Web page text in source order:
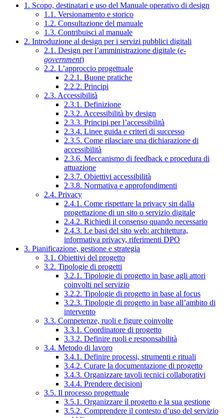
1. Scopo, destinatari e uso del Manuale operativo di design
1.1. Versionamento e storico
1.2. Consultazione del manuale
1.3. Contribuisci al manuale
2. Introduzione al design per i servizi pubblici digitali
2.1. Design per l’amministrazione digitale (e-
government)
2.2. L’approccio progettuale
2.2.1. Buone pratiche
2.2.2. Principi
2.3. Accessibilità
2.3.1. Definizione
2.3.2. Accessibilità by design
2.3.3. Principi per l’accessibilità
2.3.4. Linee guida e criteri di successo
2.3.5. Come rilasciare una dichiarazione di
accessibilità
2.3.6. Meccanismo di feedback e procedura di
attuazione
2.3.7. Obiettivi accessibilità
2.3.8. Normativa e approfondimenti
2.4. Privacy
2.4.1. Come rispettare la privacy sin dalla
progettazione di un sito o servizio digitale
2.4.2. Richiedi il consenso quando necessario
2.4.3. Le basi del sito web: architettura,
informativa privacy, riferimenti DPO
3. Pianificazione, gestione e strategia
3.1. Obiettivi del progetto
3.2. Tipologie di progetti
3.2.1. Tipologie di progetto in base agli attori
coinvolti nel servizio
3.2.2. Tipologie di progetto in base al focus
3.2.3. Tipologie di progetto in base all’ambito di
intervento
3.3. Competenze, ruoli e figure coinvolte
3.3.1. Coordinatore di progetto
3.3.2. Definire ruoli e responsabilità
3.4. Metodo di lavoro
3.4.1. Definire processi, strumenti e rituali
3.4.2. Curare la documentazione di progetto
3.4.3. Organizzare tavoli tecnici collaborativi
3.4.4. Prendere decisioni
3.5. Il processo progettuale
3.5.1. Organizzare il progetto e la sua gestione
3.5.2. Comprendere il contesto d’uso del servizio